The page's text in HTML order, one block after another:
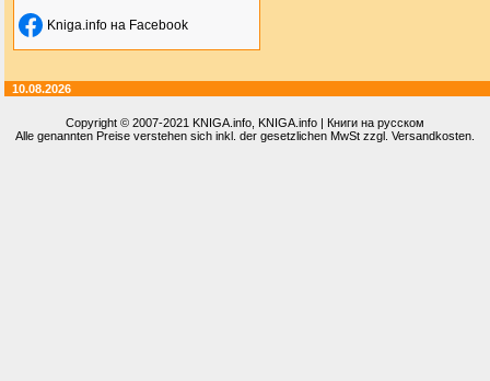
Kniga.info на Facebook
10.08.2026
Copyright © 2007-2021 KNIGA.info , KNIGA.info | Книги на русском
Alle genannten Preise verstehen sich inkl. der gesetzlichen MwSt zzgl. Versandkosten.